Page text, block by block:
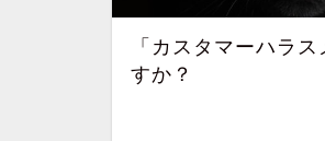
「カスタマーハラ
すか？